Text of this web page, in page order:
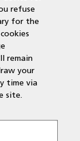
refuse
for the
remain
your
time via
site.